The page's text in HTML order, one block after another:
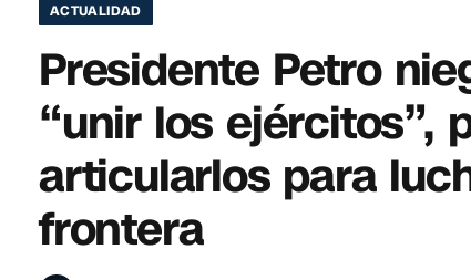
ACTUALIDAD
Presidente Petro
“unir los ejércitos”,
articularlos para
frontera